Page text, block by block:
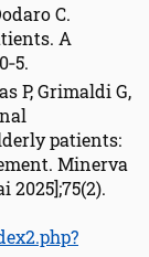
C.
A
P, Grimaldi G,
patients:
Minerva
2025];75(2).